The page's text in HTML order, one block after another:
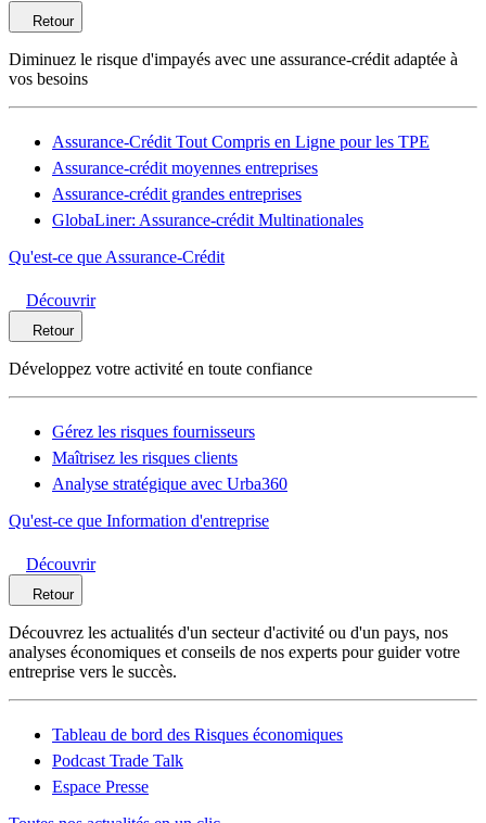
Retour
Diminuez le risque d'impayés avec une assurance-crédit adaptée à
vos besoins
Assurance-Crédit Tout Compris en Ligne pour les TPE
Assurance-crédit moyennes entreprises
Assurance-crédit grandes entreprises
GlobaLiner: Assurance-crédit Multinationales
Qu'est-ce que Assurance-Crédit
Découvrir
Retour
Développez votre activité en toute confiance
Gérez les risques fournisseurs
Maîtrisez les risques clients
Analyse stratégique avec Urba360
Qu'est-ce que Information d'entreprise
Découvrir
Retour
Découvrez les actualités d'un secteur d'activité ou d'un pays, nos
analyses économiques et conseils de nos experts pour guider votre
entreprise vers le succès.
Tableau de bord des Risques économiques
Podcast Trade Talk
Espace Presse